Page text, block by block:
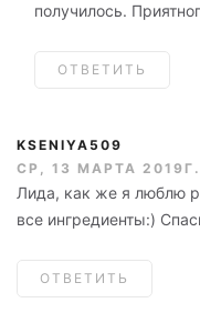
получилось.
ОТВЕТИТЬ
KSENIYA509
СР, 13 МАРТА
Лида, как же я люблю
все ингредиенты:)
ОТВЕТИТЬ